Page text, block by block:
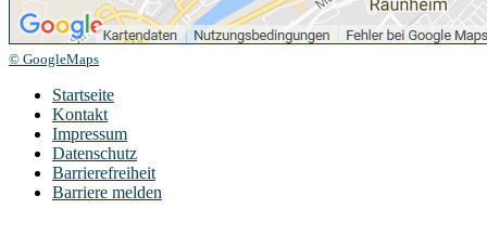
© GoogleMaps
Startseite
Kontakt
Impressum
Datenschutz
Barrierefreiheit
Barriere melden